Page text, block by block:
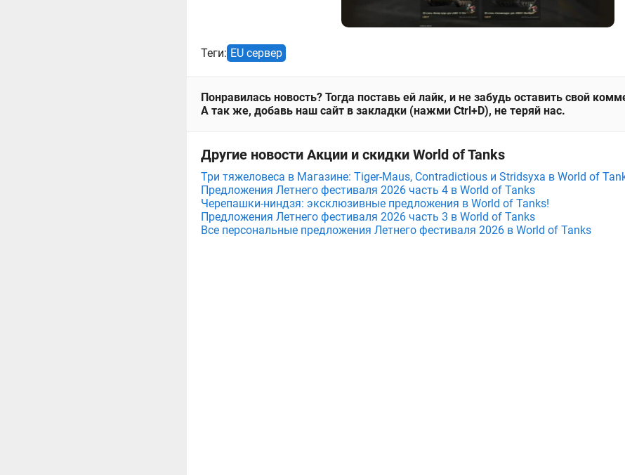
Теги: EU сервер
Понравилась новость? Тогда поставь ей лайк, и не забудь оставить свой
А так же, добавь наш сайт в закладки (нажми Ctrl+D), не теряй нас.
Другие новости Акции и скидки World of Tanks
Три тяжеловеса в Магазине: Tiger-Maus, Contradictious и Stridsyxa в World of
Предложения Летнего фестиваля 2026 часть 4 в World of Tanks
Черепашки-ниндзя: эксклюзивные предложения в World of Tanks!
Предложения Летнего фестиваля 2026 часть 3 в World of Tanks
Все персональные предложения Летнего фестиваля 2026 в World of Tanks